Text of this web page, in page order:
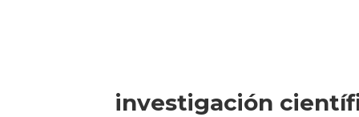
investigación